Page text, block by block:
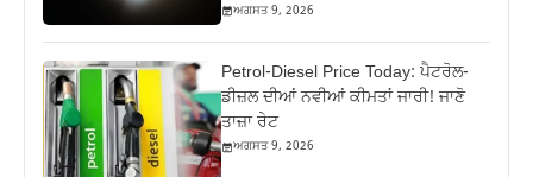
ਅਗਸਤ 9, 2026
Petrol-Diesel Price Today: ਪੈਟਰੋਲ-
ਡੀਜ਼ਲ ਦੀਆਂ ਨਵੀਆਂ ਕੀਮਤਾਂ ਜਾਰੀ! ਜਾਣੋ
ਤਾਜ਼ਾ ਰੇਟ
ਅਗਸਤ 9, 2026